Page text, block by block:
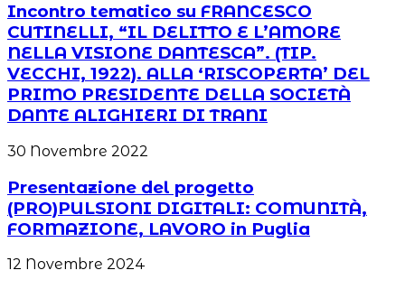
Incontro tematico su FRANCESCO
CUTINELLI, “IL DELITTO E L’AMORE
NELLA VISIONE DANTESCA”. (TIP.
VECCHI, 1922). ALLA ‘RISCOPERTA’ DEL
PRIMO PRESIDENTE DELLA SOCIETÀ
DANTE ALIGHIERI DI TRANI
30 Novembre 2022
Presentazione del progetto
(PRO)PULSIONI DIGITALI: COMUNITÀ,
FORMAZIONE, LAVORO in Puglia
12 Novembre 2024